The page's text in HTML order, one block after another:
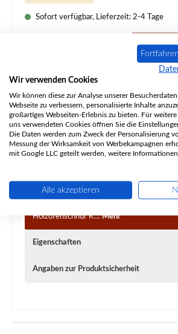
Sofort verfügbar, Lieferzeit: 2-4 Tage
In
Zum Merkzettel hinzufügen
Frage zum Produkt
Original Türdichtung für den Kaminofen
Holzofenschnur K…Mehr
Eigenschaften
Angaben zur Produktsicherheit
Wir verwenden Cookies
Wir können diese zur Analyse unserer
Webseite zu verbessern, personalisierte Inhalte
großartiges Webseiten-Erlebnis zu bieten. Für
uns verwendeten Cookies öffnen Sie die
Die Daten werden zum Zweck der Personalisierung
Messung der Wirksamkeit von Werbekampagnen
mit Google LLC geteilt werden, weitere
Alle akzeptieren